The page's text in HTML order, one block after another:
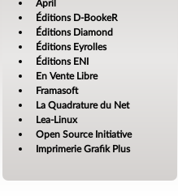
April
Éditions D-BookeR
Éditions Diamond
Éditions Eyrolles
Éditions ENI
En Vente Libre
Framasoft
La Quadrature du Net
Lea-Linux
Open Source Initiative
Imprimerie Grafik Plus